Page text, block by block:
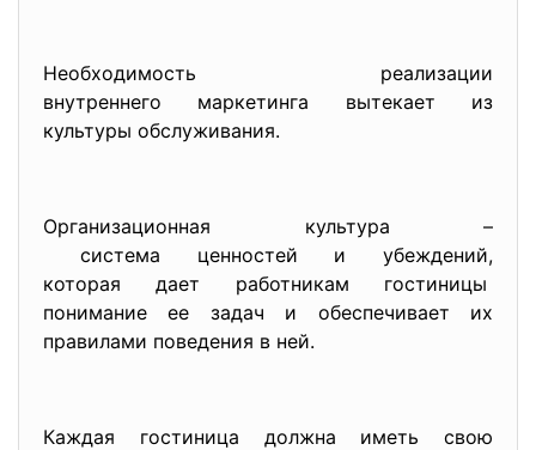
Необходимость реализации
внутреннего маркетинга вытекает из
культуры обслуживания.
Организационная культура –
система ценностей и убеждений,
которая дает работникам гостиницы
понимание ее задач и обеспечивает их
правилами поведения в ней.
Каждая гостиница должна иметь свою